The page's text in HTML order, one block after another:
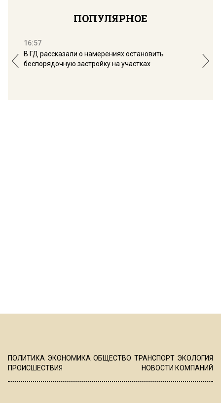
ПОПУЛЯРНОЕ
16:57
В ГД рассказали о намерениях остановить
беспорядочную застройку на участках
ПОЛИТИКА ЭКОНОМИКА ОБЩЕСТВО ТРАНСПОРТ ЭКОЛОГИЯ
ПРОИСШЕСТВИЯ
НОВОСТИ КОМПАНИЙ